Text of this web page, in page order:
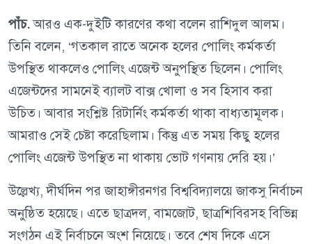
পাঁচ.আরও এক-দুইটি কারণের কথা বলেন রাশিদুল আলম।
তিনি বলেন, ‘গতকাল রাতে অনেক হলের পোলিং কর্মকর্তা
উপস্থিত থাকলেও পোলিং এজেন্ট অনুপস্থিত ছিলেন। পোলিং
এজেন্টদের সামনেই ব্যালট বাক্স খোলা ও সব হিসাব করা
উচিত। আবার সংশ্লিষ্ট রিটার্নিং কর্মকর্তা থাকা বাধ্যতামূলক।
আমরাও সেই চেষ্টা করেছিলাম। কিন্তু এত সময় কিছু হলের
পোলিং এজেন্ট উপস্থিত না থাকায় ভোট গণনায় দেরি হয়।’
উল্লেখ্য, দীর্ঘদিন পর জাহাঙ্গীরনগর বিশ্ববিদ্যালয়ে জাকসু নির্বাচন
অনুষ্ঠিত হয়েছে। এতে ছাত্রদল, বামজোট, ছাত্রশিবিরসহ বিভিন্ন
সংগঠন এই নির্বাচনে অংশ নিয়েছে। তবে শেষ দিকে এসে